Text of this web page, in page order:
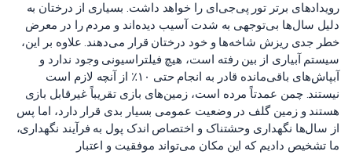
رویدادهای برتر تور پی‌جی‌ای را خواهد داشت. بسیاری از درختان به
دلیل سال‌ها بی‌توجهی به شدت آسیب دیده‌اند و مردم را در معرض
خطر جدی ریزش شاخه‌ها و خود درختان قرار می‌دهند. علاوه بر این،
سیستم آبیاری از بین رفته است، هیچ فیلتراسیونی وجود ندارد و
آبپاش‌های باقی‌مانده قادر به انجام حتی ۱۰٪ از آنچه لازم است
نیستند. چمن عمدتاً مرده است، زمین‌های بازی تقریباً غیرقابل بازی
هستند و زمین گلف در وضعیت عمومی بسیار بدی قرار دارد، اما پس
از سال‌ها نگهداری وحشتناک و اختصاص اندک پول به فرآیند نگهداری،
ما تشخیص دادیم که این مکان می‌تواند موفقیت و اعتبار